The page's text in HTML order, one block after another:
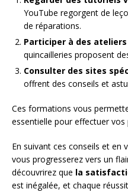
YouTube regorgent de
de réparations.
Participer à des
quincailleries proposent
Consulter des sites
offrent des conseils et
Ces formations vous
essentielle pour effectuer
En suivant ces conseils et en
vous progresserez vers un
découvrirez que la
est inégalée, et chaque